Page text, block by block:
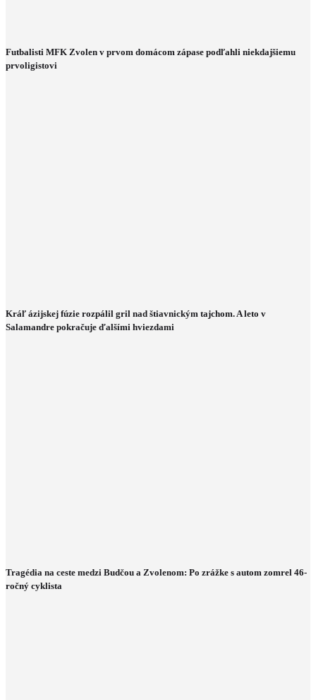
Futbalisti MFK Zvolen v prvom domácom zápase podľahli niekdajšiemu
prvoligistovi
Kráľ ázijskej fúzie rozpálil gril nad štiavnickým tajchom. A leto v
Salamandre pokračuje ďalšími hviezdami
Tragédia na ceste medzi Budčou a Zvolenom: Po zrážke s autom zomrel 46-
ročný cyklista